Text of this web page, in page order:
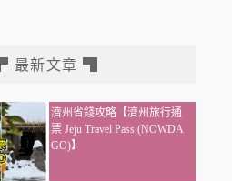
▛ 最新文章 ▜
濟州省錢攻略【濟州旅行通
票 Jeju Travel Pass (NOWDA
GO)】